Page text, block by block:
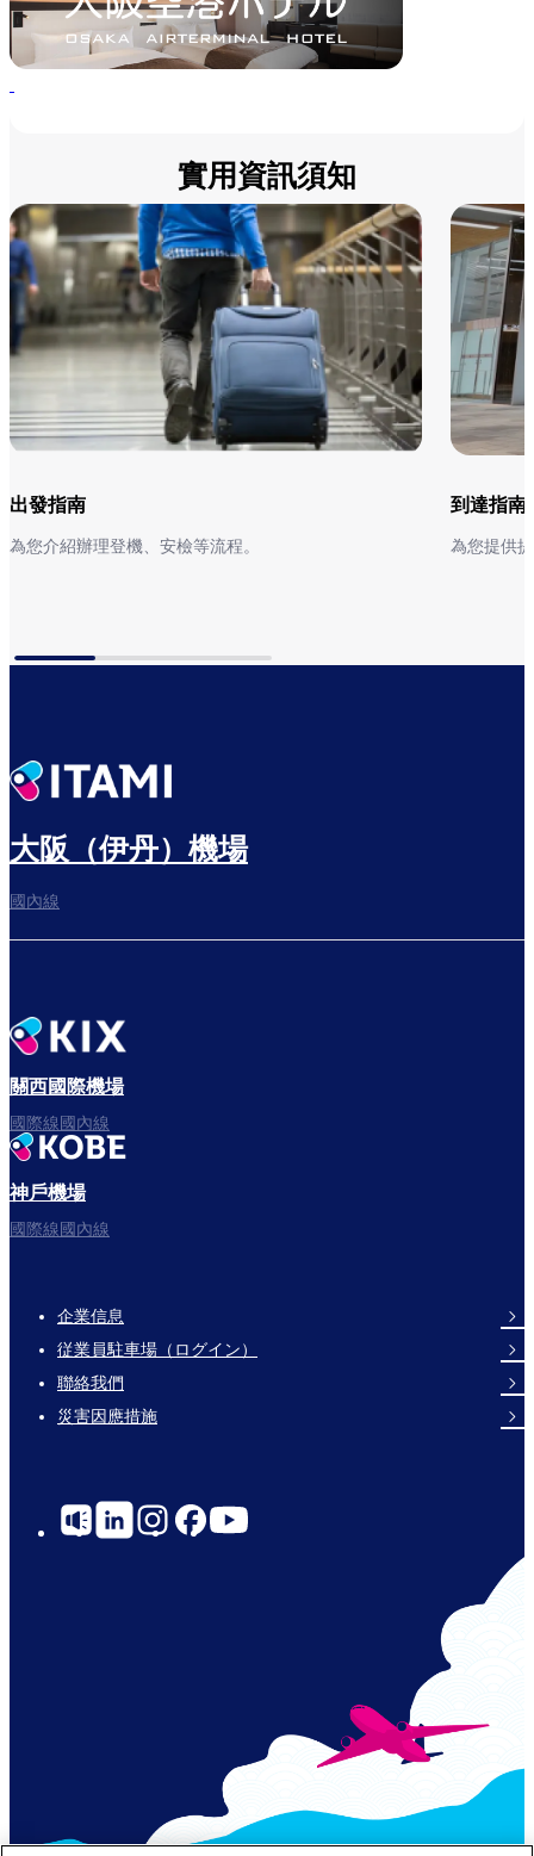
實用資訊須知
出發指南
為您介紹辦理登機、安檢等流程。
到達指南
為您提供
大阪（伊丹）機場
國內線
關西國際機場
國際線國內線
神戶機場
國際線國內線
Footer
Links
企業信息
従業員駐車場（ログイン）
聯絡我們
災害因應措施
Social